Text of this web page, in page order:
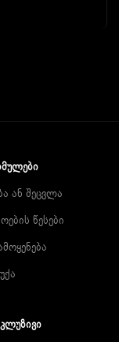
ან შეცვლა
წესები